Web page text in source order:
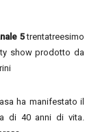
5trentatreesimo
show prodotto da
ha manifestato il
di 40 anni di vita.